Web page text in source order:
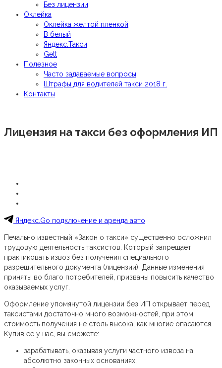
Без лицензии
Оклейка
Оклейка желтой пленкой
В белый
Яндекс.Такси
Gett
Полезное
Часто задаваемые вопросы
Штрафы для водителей такси 2018 г.
Контакты
Лицензия на такси без оформления ИП
Яндекс.Go подключение и аренда авто
Печально известный «Закон о такси» существенно осложнил
трудовую деятельность таксистов. Который запрещает
практиковать извоз без получения специального
разрешительного документа (лицензии). Данные изменения
приняты во благо потребителей, призваны повысить качество
оказываемых услуг.
Оформление упомянутой лицензии без ИП открывает перед
таксистами достаточно много возможностей, при этом
стоимость получения не столь высока, как многие опасаются.
Купив ее у нас, вы сможете:
зарабатывать, оказывая услуги частного извоза на
абсолютно законных основаниях;